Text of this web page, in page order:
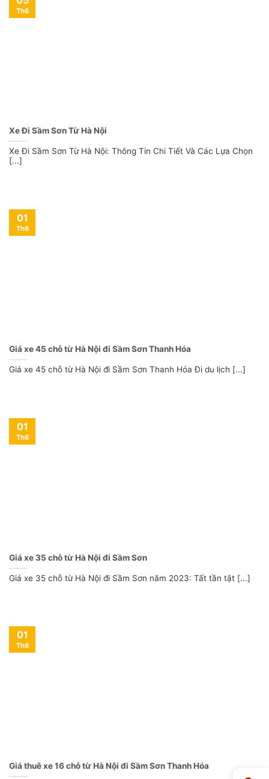
Xe Đi Sầm Sơn Từ Hà Nội
Xe Đi Sầm Sơn Từ Hà Nội: Thông Tin Chi Tiết Và Các Lựa Chọn
[...]
Th6
Giá xe 45 chỗ từ Hà Nội đi Sầm Sơn Thanh Hóa
Giá xe 45 chỗ từ Hà Nội đi Sầm Sơn Thanh Hóa Đi du lịch [...]
01
Th6
Giá xe 35 chỗ từ Hà Nội đi Sầm Sơn
Giá xe 35 chỗ từ Hà Nội đi Sầm Sơn năm 2023: Tất tần tật [...]
01
Th6
Giá thuê xe 16 chỗ từ Hà Nội đi Sầm Sơn Thanh Hóa
01
Th6